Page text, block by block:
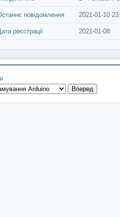
повідомлення 2021-01-10
реєстрації 2021-01-08